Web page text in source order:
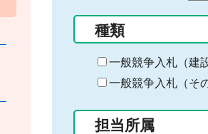
る
キ
ー
ー
種類
一般競争入札（建
一般競争入札（そ
担当所属